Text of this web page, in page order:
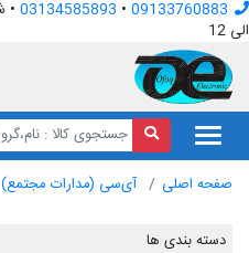
09133760883
•
03134585893
الی 12
صفحه اصلی آی‌سی (مدارات مجتمع)
دسته بندی ها